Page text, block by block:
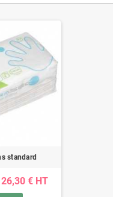
standard
€ HT